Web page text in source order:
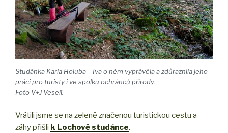
Studánka Karla Holuba – Iva o něm vyprávěla a zdůraznila jeho
práci pro turisty i ve spolku ochránců přírody.
Foto V+J Veselí.
Vrátili jsme se na zeleně značenou turistickou cestu a
záhy přišli k Lochově studánce.